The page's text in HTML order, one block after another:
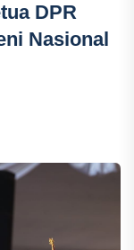
DPR
Nasional